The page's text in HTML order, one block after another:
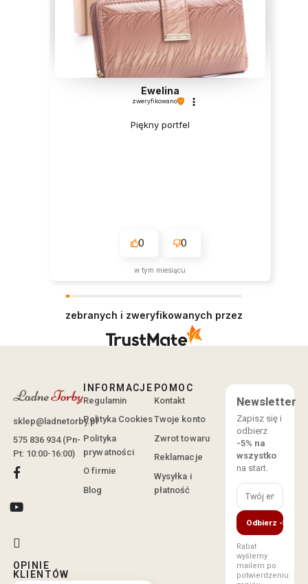
Ewelina
zweryfikowano
Piękny portfel
0 0
w tym miesiącu
zebranych i zweryfikowanych przez
sklep@ladnetorby.pl
575 836 934 (Pn-
Pt: 10:00-16:00)
OPINIE
KLIENTÓW
INFORMACJE
Regulamin
Polityka Cookies
Polityka
prywatności
O firmie
Blog
POMOC
Kontakt
Twoje konto
Zwrot towaru
Reklamacje
Wysyłka i
płatność
Newsletter
Zapisz się i
odbierz
-5% na
wszystko
na start.
Odbierz -5%
Rabat
wyślemy
mailem po
potwierdzeniu